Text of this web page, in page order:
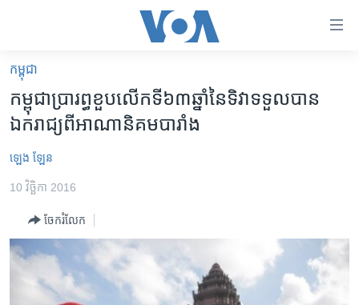
គេហទំព័រ​
ទាក់ទង
និង​
ទំព័រ​
ម្តង
កម្ពុជា
អន្តរជាតិ
ហេឡូវីអូអេ
កម្ពុជាច្នៃប្រតិដ្ឋ
ព្រឹត្តិការណ៍ព័ត៌មាន
ទូរទស្សន៍ / វីដេអូ​
កម្ពុជា
កម្ពុជា​ប្រារព្ធ​ខួប​លើក​ទី​៦៣​ឆ្នាំ​នៃ​ទិវា​ទទួល​បាន​
ឯករាជ្យ​ពី​អាណានិគម​បារាំង
ឡេង ឡែន
10 វិច្ឆិកា 2016
ចែករំលែក